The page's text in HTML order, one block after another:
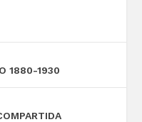
1880-1930